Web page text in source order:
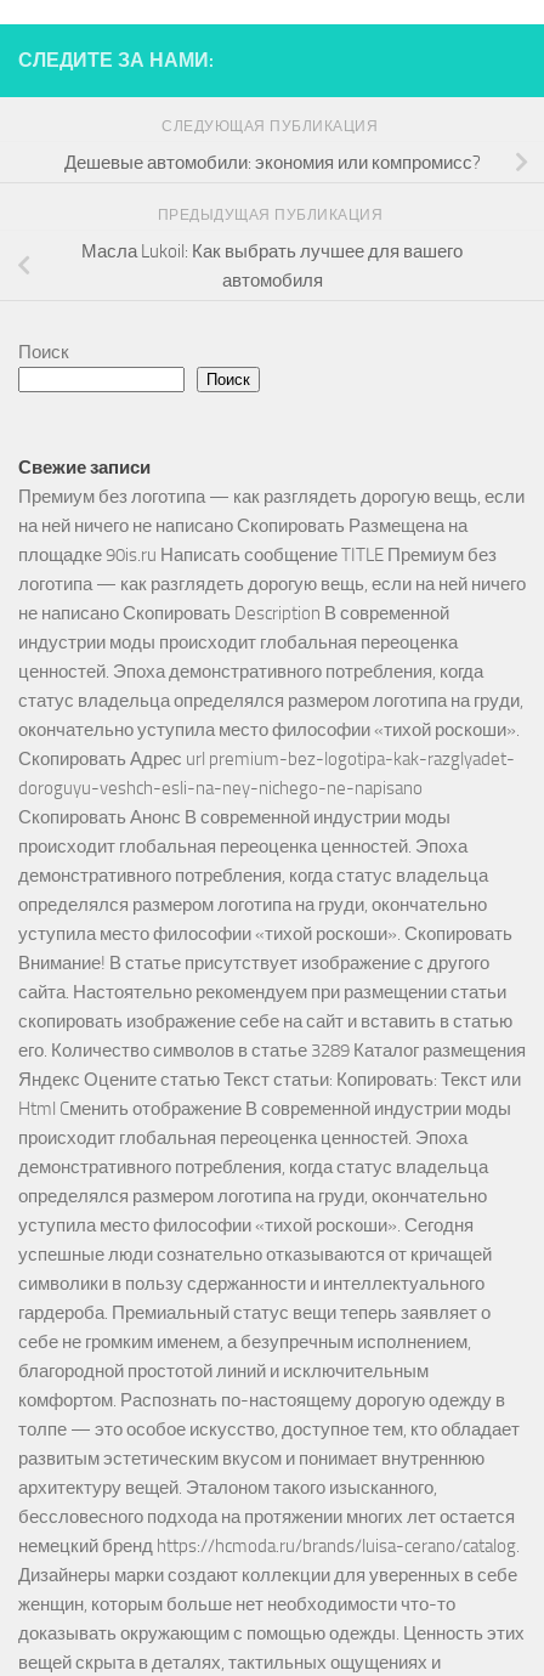
СЛЕДИТЕ ЗА НАМИ:
СЛЕДУЮЩАЯ ПУБЛИКАЦИЯ
Дешевые автомобили: экономия или компромисс?
ПРЕДЫДУЩАЯ ПУБЛИКАЦИЯ
Масла Lukoil: Как выбрать лучшее для вашего
автомобиля
Поиск
Поиск
Свежие записи
Премиум без логотипа — как разглядеть дорогую вещь, если
на ней ничего не написано Скопировать Размещена на
площадке 90is.ru Написать сообщение TITLE Премиум без
логотипа — как разглядеть дорогую вещь, если на ней ничего
не написано Скопировать Description В современной
индустрии моды происходит глобальная переоценка
ценностей. Эпоха демонстративного потребления, когда
статус владельца определялся размером логотипа на груди,
окончательно уступила место философии «тихой роскоши».
Скопировать Адрес url premium-bez-logotipa-kak-razglyadet-
doroguyu-veshch-esli-na-ney-nichego-ne-napisano
Скопировать Анонс В современной индустрии моды
происходит глобальная переоценка ценностей. Эпоха
демонстративного потребления, когда статус владельца
определялся размером логотипа на груди, окончательно
уступила место философии «тихой роскоши». Скопировать
Внимание! В статье присутствует изображение с другого
сайта. Настоятельно рекомендуем при размещении статьи
скопировать изображение себе на сайт и вставить в статью
его. Количество символов в статье 3289 Каталог размещения
Яндекс Оцените статью Текст статьи: Копировать: Текст или
Html Cменить отображение В современной индустрии моды
происходит глобальная переоценка ценностей. Эпоха
демонстративного потребления, когда статус владельца
определялся размером логотипа на груди, окончательно
уступила место философии «тихой роскоши». Сегодня
успешные люди сознательно отказываются от кричащей
символики в пользу сдержанности и интеллектуального
гардероба. Премиальный статус вещи теперь заявляет о
себе не громким именем, а безупречным исполнением,
благородной простотой линий и исключительным
комфортом. Распознать по-настоящему дорогую одежду в
толпе — это особое искусство, доступное тем, кто обладает
развитым эстетическим вкусом и понимает внутреннюю
архитектуру вещей. Эталоном такого изысканного,
бессловесного подхода на протяжении многих лет остается
немецкий бренд https://hcmoda.ru/brands/luisa-cerano/catalog.
Дизайнеры марки создают коллекции для уверенных в себе
женщин, которым больше нет необходимости что-то
доказывать окружающим с помощью одежды. Ценность этих
вещей скрыта в деталях, тактильных ощущениях и